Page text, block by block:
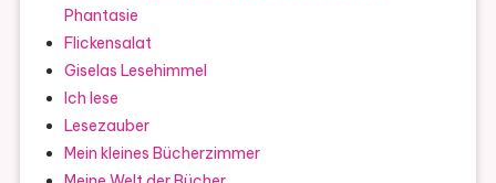
Phantasie
Flickensalat
Giselas Lesehimmel
Ich lese
Lesezauber
Mein kleines Bücherzimmer